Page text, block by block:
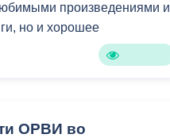
произведениями и
но и хорошее
ОРВИ во